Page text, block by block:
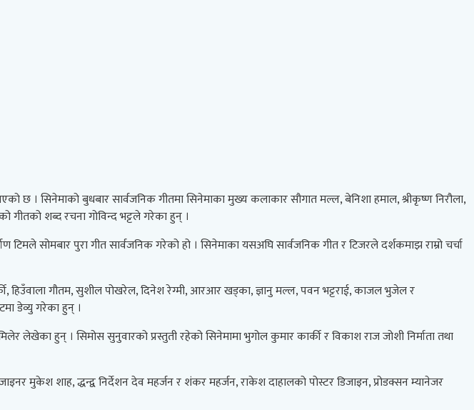
छ । सिनेमाको बुधबार सार्वजनिक गीतमा सिनेमाका मुख्य कलाकार सौगात मल्ल, बेनिशा हमाल, श्रीकृष्ण निरौला,
गीतको शब्द रचना गोविन्द भट्टले गरेका हुन् ।
सोमबार पुरा गीत सार्वजनिक गरेको हो । सिनेमाका यसअघि सार्वजनिक गीत र टिजरले दर्शकमाझ राम्रो चर्चा
हिउँवाला गौतम, सुशील पोखरेल, दिनेश रेग्मी, आरआर खड्का, ज्ञानु मल्ल, पवन भट्टराई, काजल भुजेल र
डेव्यु गरेका हुन् ।
लेखेका हुन् । सिमोस सुनुवारको प्रस्तुती रहेको सिनेमामा भुगोल कुमार कार्की र विकाश राज जोशी निर्माता तथा
मुकेश शाह, द्धन्द्व निर्देशन देव महर्जन र शंकर महर्जन, राकेश दाहालको पोस्टर डिजाइन, प्रोडक्सन म्यानेजर